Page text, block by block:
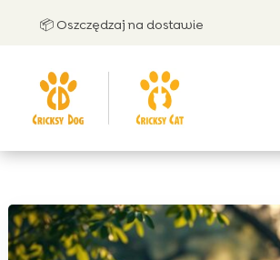
📦 Oszczędzaj na dostawie